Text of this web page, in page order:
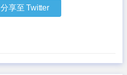
分享至 Twitter